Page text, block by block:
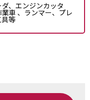
、エンジンカッタ
車 、ランマー、プレ
等